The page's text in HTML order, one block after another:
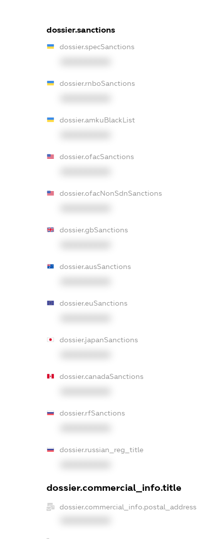
dossier.sanctions
dossier.specSanctions
dossier.rnboSanctions
dossier.amkuBlackList
dossier.ofacSanctions
dossier.ofacNonSdnSanctions
dossier.gbSanctions
dossier.ausSanctions
dossier.euSanctions
dossier.japanSanctions
dossier.canadaSanctions
dossier.rfSanctions
dossier.russian_reg_title
dossier.commercial_info.title
dossier.commercial_info.postal_address